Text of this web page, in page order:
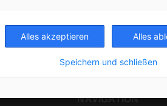
NAVIGATION
Alles akzeptieren Alles
Speichern und schließen